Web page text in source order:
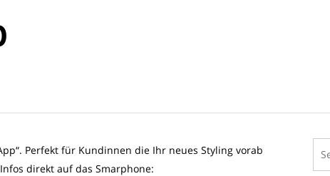
Perfekt für Kundinnen die Ihr neues Styling vorab
direkt auf das Smarphone: